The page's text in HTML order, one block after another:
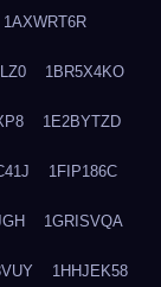
1AXWRT6R
1BR5X4KO
1E2BYTZD
1FIP186C
1GRISVQA
1HHJEK58